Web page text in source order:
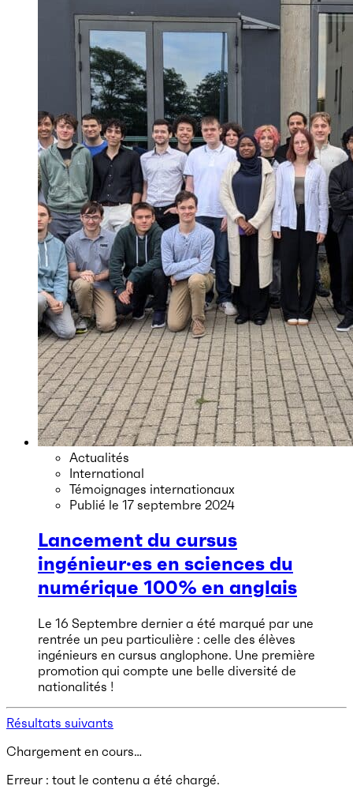
Actualités
International
Témoignages internationaux
Publié le 17 septembre 2024
Lancement du cursus
ingénieur·es en sciences du
numérique 100% en anglais
Le 16 Septembre dernier a été marqué par une
rentrée un peu particulière : celle des élèves
ingénieurs en cursus anglophone. Une première
promotion qui compte une belle diversité de
nationalités !
Résultats suivants
Chargement en cours…
Erreur : tout le contenu a été chargé.